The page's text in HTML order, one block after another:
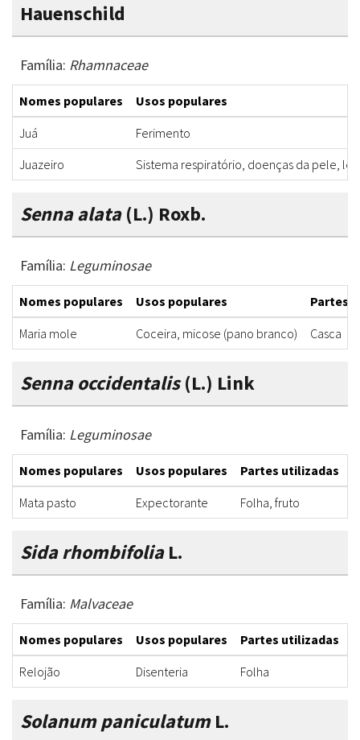
Hauenschild
Família: Rhamnaceae
Nomes populares
Usos populares
Juá
Ferimento
Juazeiro
Sistema respiratório, doenças da pele,
Senna alata(L.) Roxb.
Família: Leguminosae
Nomes populares Usos populares
Partes
Maria mole
Coceira, micose (pano branco) Casca
Senna occidentalis(L.) Link
Família: Leguminosae
Nomes populares Usos populares Partes utilizadas
Mata pasto
Expectorante Folha, fruto
Sida rhombifoliaL.
Família: Malvaceae
Nomes populares Usos populares Partes utilizadas
Relojão
Disenteria Folha
Solanum paniculatumL.